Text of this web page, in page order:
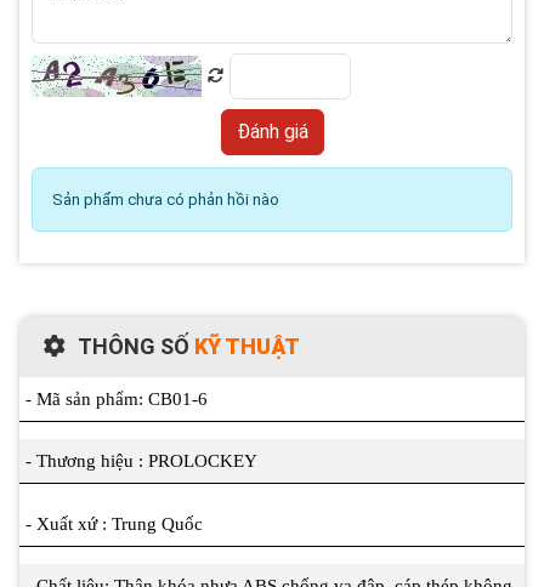
Sản phẩm chưa có phản hồi nào
THÔNG SỐ KỸ THUẬT
- Mã sản phẩm: CB01-6
- Thương hiệu : PROLOCKEY
- Xuất xứ : Trung Quốc